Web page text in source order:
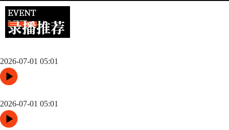
2026-07-01 05:01
2026-07-01 05:01